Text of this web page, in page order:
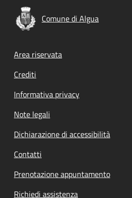
Comune di Algua
Footer menu
Area riservata
Crediti
Informativa privacy
Note legali
Dichiarazione di accessibilità
Contatti
Prenotazione appuntamento
Richiedi assistenza